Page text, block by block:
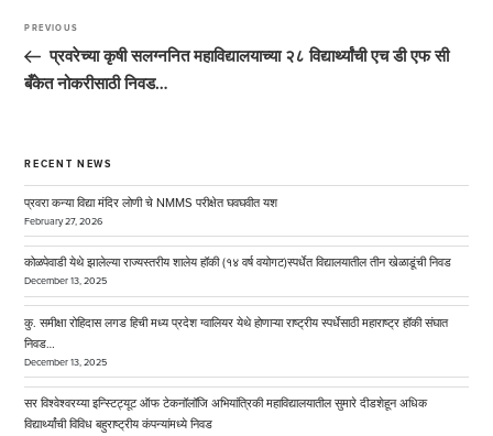
navigation
Previous
Post
PREVIOUS
प्रवरेच्या कृषी सलग्ननित महाविद्यालयाच्या २८ विद्यार्थ्यांची एच डी एफ सी
बँकेत नोकरीसाठी निवड…
RECENT NEWS
प्रवरा कन्या विद्या मंदिर लोणी चे NMMS परीक्षेत घवघवीत यश
February 27, 2026
कोळपेवाडी येथे झालेल्या राज्यस्तरीय शालेय हॉकी (१४ वर्ष वयोगट)स्पर्धेत विद्यालयातील तीन खेळाडूंची निवड
December 13, 2025
कु. समीक्षा रोहिदास लगड हिची मध्य प्रदेश ग्वालियर येथे होणाऱ्या राष्ट्रीय स्पर्धेसाठी महाराष्ट्र हॉकी संघात
निवड…
December 13, 2025
सर विश्वेश्वरय्या इन्स्टिट्यूट ऑफ टेकनॉलॉजि अभियांत्रिकी महाविद्यालयातील सुमारे दीडशेहून अधिक
विद्यार्थ्यांची विविध बहुराष्ट्रीय कंपन्यांमध्ये निवड